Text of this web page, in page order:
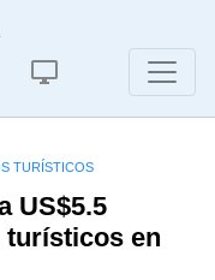
TURÍSTICOS
US$5.5
turísticos en